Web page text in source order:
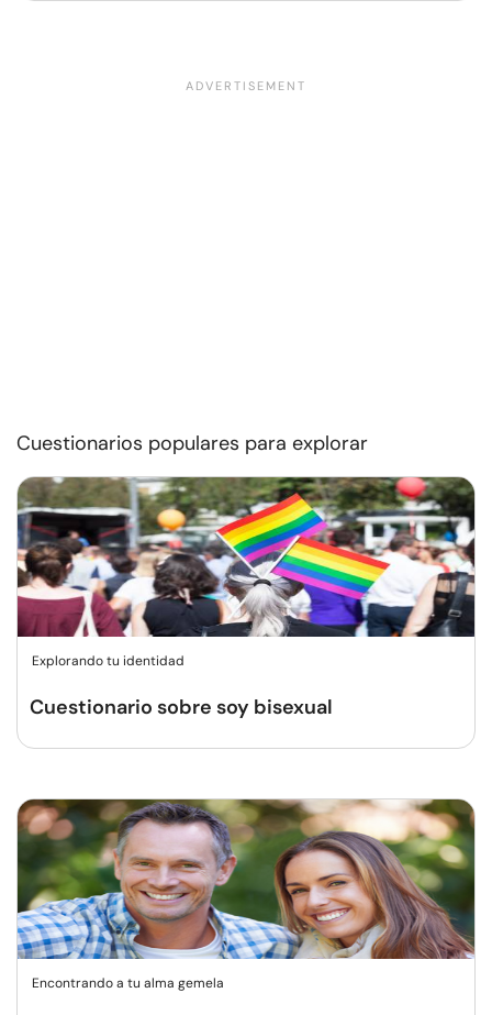
Cuestionarios populares para explorar
Explorando tu identidad
Cuestionario sobre soy bisexual
Encontrando a tu alma gemela